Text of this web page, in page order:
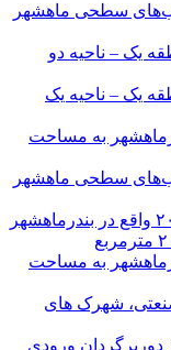
آب‌های سطحی ماهشهر
یک – ناحیه دو
یک – ناحیه یک
به مساحت
آب‌های سطحی ماهشهر
فروش قطعه زمین تجاری به پلاک ثبتی ۲۰۷۵۷ واقع در بندرماهشهر
به مساحت
شهرک های
ورودی